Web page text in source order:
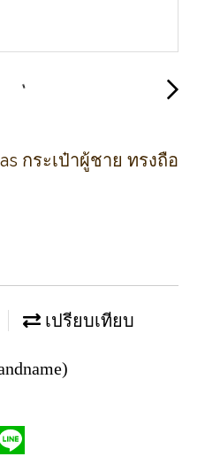
กระเป๋าผู้ชาย ทรงถือ
เปรียบเทียบ